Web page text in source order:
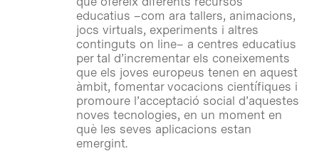
educatius –com ara tallers, animacions,
jocs virtuals, experiments i altres
continguts on line– a centres educatius
per tal d’incrementar els coneixements
que els joves europeus tenen en aquest
àmbit, fomentar vocacions científiques i
promoure l’acceptació social d’aquestes
noves tecnologies, en un moment en
què les seves aplicacions estan
emergint.